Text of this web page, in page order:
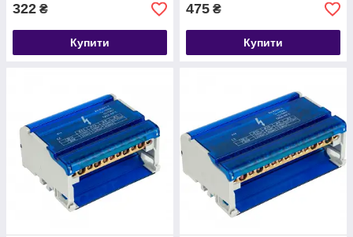
322 ₴
Купити
475 ₴
Купити